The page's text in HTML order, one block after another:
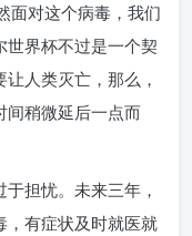
面对这个病毒，我们
世界杯不过是一个契
人类灭亡，那么，
间稍微延后一点而
担忧。未来三年，
，有症状及时就医就